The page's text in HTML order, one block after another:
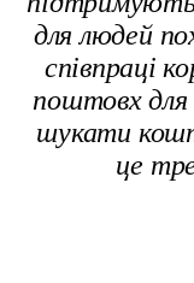
для людей
співпраці
поштовх для
шукати
це